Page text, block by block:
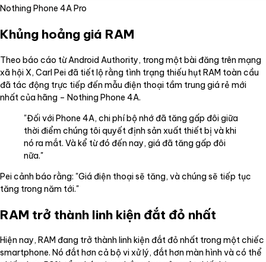
Nothing Phone 4A Pro
Khủng hoảng giá RAM
Theo báo cáo từ Android Authority, trong một bài đăng trên mạng
xã hội X, Carl Pei đã tiết lộ rằng tình trạng thiếu hụt RAM toàn cầu
đã tác động trực tiếp đến mẫu điện thoại tầm trung giá rẻ mới
nhất của hãng – Nothing Phone 4A.
"Đối với Phone 4A, chi phí bộ nhớ đã tăng gấp đôi giữa
thời điểm chúng tôi quyết định sản xuất thiết bị và khi
nó ra mắt. Và kể từ đó đến nay, giá đã tăng gấp đôi
nữa."
Pei cảnh báo rằng: "Giá điện thoại sẽ tăng, và chúng sẽ tiếp tục
tăng trong năm tới."
RAM trở thành linh kiện đắt đỏ nhất
Hiện nay, RAM đang trở thành linh kiện đắt đỏ nhất trong một chiếc
smartphone. Nó đắt hơn cả bộ vi xử lý, đắt hơn màn hình và có thể